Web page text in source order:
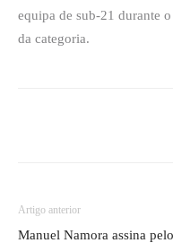
equipa de sub-21 durante
da categoria.
Artigo anterior
Manuel Namora assina pelo